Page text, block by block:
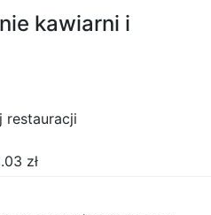
kawiarni i
restauracji
zł